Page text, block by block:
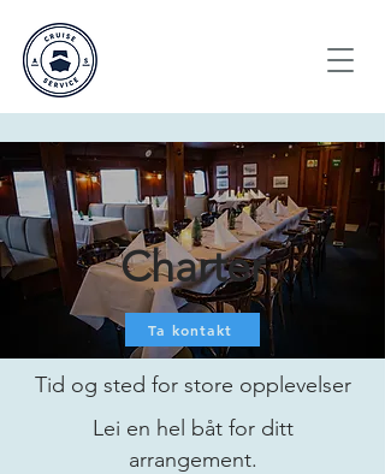
Charter
Ta kontakt
Tid og sted for store opplevelser
Lei en hel båt for ditt
arrangement.